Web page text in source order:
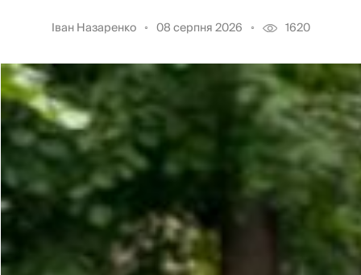
Іван Назаренко 08 серпня 2026 1620